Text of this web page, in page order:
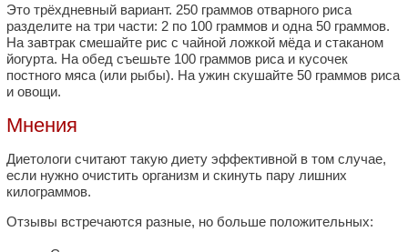
Это трёхдневный вариант. 250 граммов отварного риса
разделите на три части: 2 по 100 граммов и одна 50 граммов.
На завтрак смешайте рис с чайной ложкой мёда и стаканом
йогурта. На обед съешьте 100 граммов риса и кусочек
постного мяса (или рыбы). На ужин скушайте 50 граммов риса
и овощи.
Мнения
Диетологи считают такую диету эффективной в том случае,
если нужно очистить организм и скинуть пару лишних
килограммов.
Отзывы встречаются разные, но больше положительных: